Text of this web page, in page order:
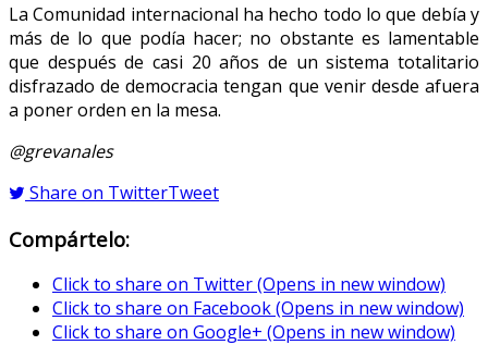
La Comunidad internacional ha hecho todo lo que debía y
más de lo que podía hacer; no obstante es lamentable
que después de casi 20 años de un sistema totalitario
disfrazado de democracia tengan que venir desde afuera
a poner orden en la mesa.
@grevanales
Share on TwitterTweet
Compártelo:
Click to share on Twitter (Opens in new window)
Click to share on Facebook (Opens in new window)
Click to share on Google+ (Opens in new window)